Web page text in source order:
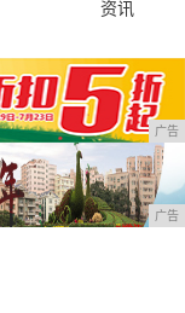
资讯
广告
广告